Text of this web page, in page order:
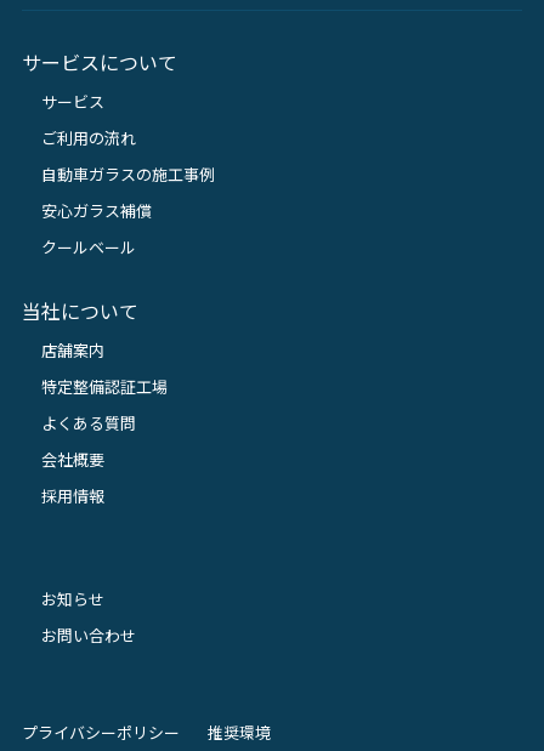
サービスについて
サービス
ご利用の流れ
自動車ガラスの施工事例
安心ガラス補償
クールベール
当社について
店舗案内
特定整備認証工場
よくある質問
会社概要
採用情報
お知らせ
お問い合わせ
プライバシーポリシー 推奨環境